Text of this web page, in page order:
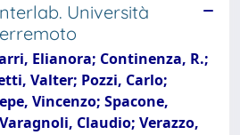
Università
Elianora; Continenza, R.;
Valter; Pozzi, Carlo;
Vincenzo; Spacone,
Claudio; Verazzo,